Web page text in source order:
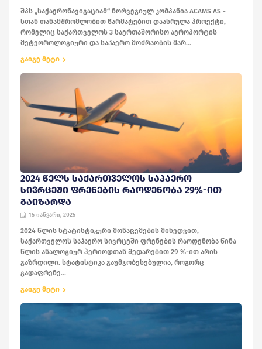
შპს „საქაერონავიგაციამ“ ნორვეგიულ კომპანია ACAMS AS -
სთან თანამშრომლობით წარმატებით დაასრულა პროექტი,
რომელიც საქართველოს 3 საერთაშორისო აეროპორტის
მეტეოროლოგიური და საჰაერო მოძრაობის მარ...
გაიგე მეტი
2024 ᲬᲔᲚᲡ ᲡᲐᲥᲐᲠᲗᲕᲔᲚᲝᲡ ᲡᲐᲰᲐᲔᲠᲝ
ᲡᲘᲕᲠᲪᲔᲨᲘ ᲤᲠᲔᲜᲔᲑᲘᲡ ᲠᲐᲝᲓᲔᲜᲝᲑᲐ 29%-ᲘᲗ
ᲒᲐᲘᲖᲐᲠᲓᲐ
15 იანვარი, 2025
2024 წლის სტატისტიკური მონაცემების მიხედვით,
საქართველოს საჰაერო სივრცეში ფრენების რაოდენობა წინა
წლის ანალოგიურ პერიოდთან შედარებით 29 %-ით არის
გაზრდილი. სტატისტიკა გაუმჯობესებულია, როგორც
გადაფრენე...
გაიგე მეტი